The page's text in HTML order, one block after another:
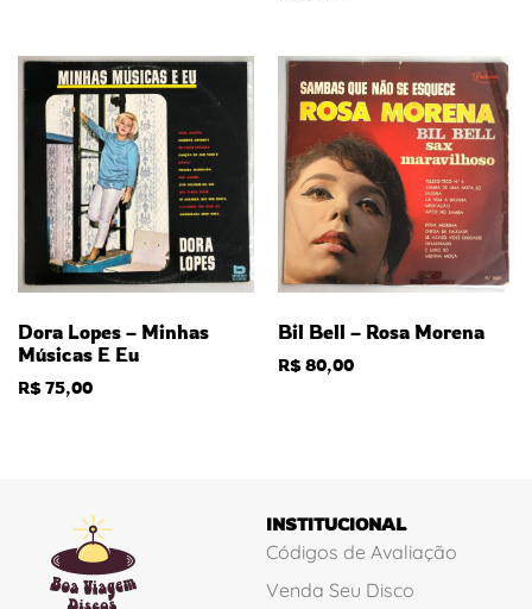
Dora Lopes – Minhas
Músicas E Eu
R$75,00
Bil Bell – Rosa Morena
R$80,00
INSTITUCIONAL
Códigos de Avaliação
Venda Seu Disco